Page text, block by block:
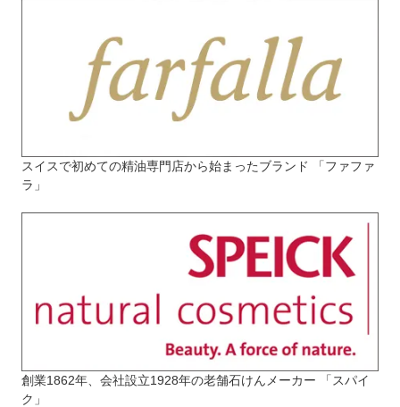
スイスで初めての精油専門店から始まったブランド 「ファファ
ラ」
創業1862年、会社設立1928年の老舗石けんメーカー 「スパイ
ク」